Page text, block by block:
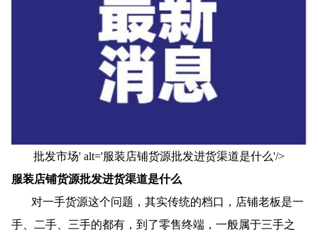
批发市场' alt='服装店铺货源批发进货渠道是什么'/>
服装店铺货源批发进货渠道是什么
对一手货源这个问题，其实传统的档口，店铺老板是一
手、二手、三手的都有，到了零售终端，一般属于三手之